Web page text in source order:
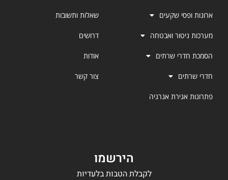
ארונות ופסי שקעים
מערכות ניטור ואבטחה
הסמכת חדרי שרתים
חדרי שרתים
פתרונות אגירת אנרגיה
שאלות ותשובות
דרושים
אודות
צור קשר
הירשמו
לקבלת הטבות בלעדיות